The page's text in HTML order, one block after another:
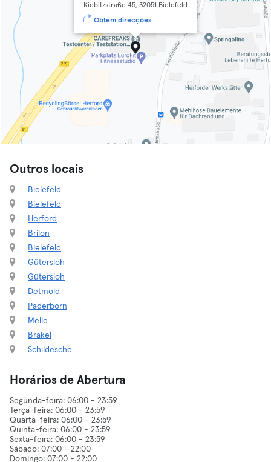
Kiebitzstraße 45, 32051 Bielefeld
Obtém direcções
Outros locais
Bielefeld
Bielefeld
Herford
Brilon
Bielefeld
Gütersloh
Gütersloh
Detmold
Paderborn
Melle
Brakel
Schildesche
Horários de Abertura
Segunda-feira: 06:00 - 23:59
Terça-feira: 06:00 - 23:59
Quarta-feira: 06:00 - 23:59
Quinta-feira: 06:00 - 23:59
Sexta-feira: 06:00 - 23:59
Sábado: 07:00 - 22:00